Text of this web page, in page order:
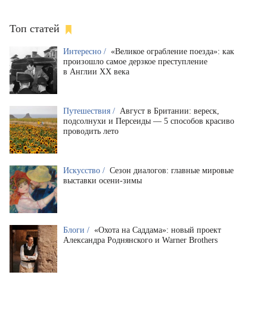
Топ статей
Интересно / «Великое ограбление поезда»: как
произошло самое дерзкое преступление
в Англии XX века
Путешествия / Август в Британии: вереск,
подсолнухи и Персеиды — 5 способов красиво
проводить лето
Искусство / Сезон диалогов: главные мировые
выставки осени-зимы
Блоги / «Охота на Саддама»: новый проект
Александра Роднянского и Warner Brothers